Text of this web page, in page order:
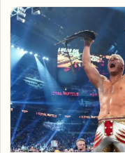
Articles